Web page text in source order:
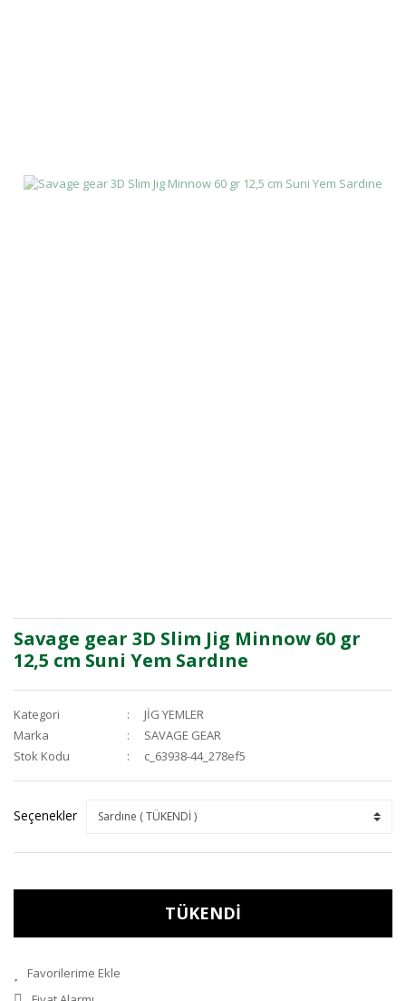
Savage gear 3D Slim Jig Minnow 60 gr
12,5 cm Suni Yem Sardıne
Kategori
JİG YEMLER
Marka
SAVAGE GEAR
Stok Kodu
c_63938-44_278ef5
Seçenekler
TÜKENDİ